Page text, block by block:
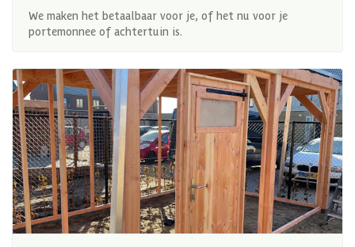
We maken het betaalbaar voor je, of het nu voor je
portemonnee of achtertuin is.